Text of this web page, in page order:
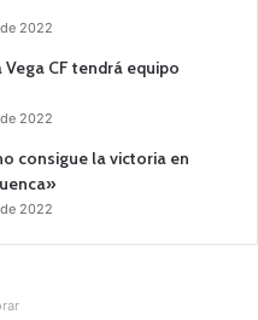
2022
Vega CF tendrá equipo
2022
consigue la victoria en
2022